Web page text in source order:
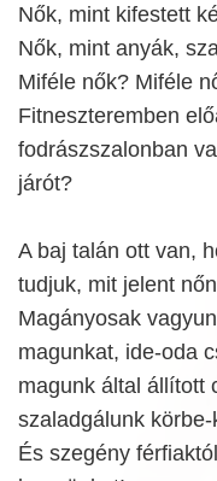
Nők, mint kifestett
Nők, mint anyák,
Miféle nők? Miféle
Fitneszteremben
fodrászszalonban
járót?
A baj talán ott van,
tudjuk, mit jelent
Magányosak
magunkat, ide-oda
magunk által állított
szaladgálunk körbe-
És szegény